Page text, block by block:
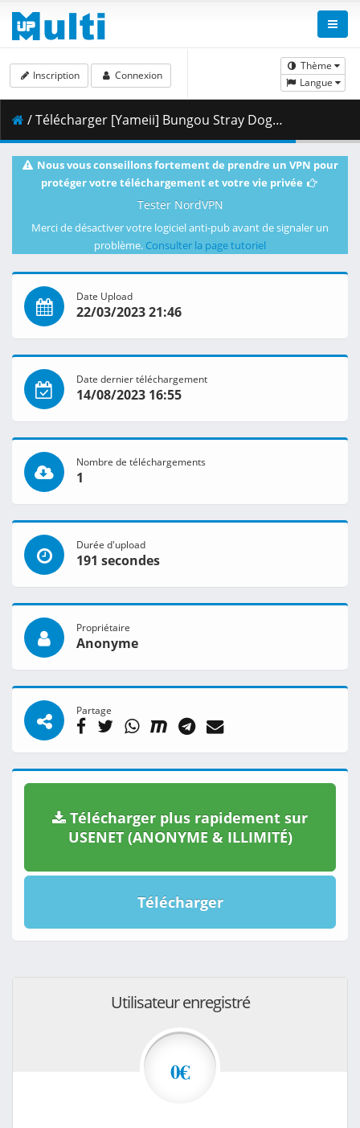
Thème
Langue
Inscription Connexion
/ Télécharger [Yameii] Bungou Stray Dogs S4 - 10 [English Dub] [WEB-DL 1080p] [3F9B3D22].mkv.001 ( 354.31 MB )
Nous vous conseillons fortement de prendre un VPN pour
protéger votre téléchargement et votre vie privée
Tester NordVPN
Merci de désactiver votre logiciel anti-pub avant de signaler un
problème. Consulter la page tutoriel
Date Upload
22/03/2023 21:46
Date dernier téléchargement
14/08/2023 16:55
Nombre de téléchargements
1
Durée d'upload
191 secondes
Propriétaire
Anonyme
Partage
Télécharger plus rapidement sur
USENET (ANONYME & ILLIMITÉ)
Télécharger
Utilisateur enregistré
0€